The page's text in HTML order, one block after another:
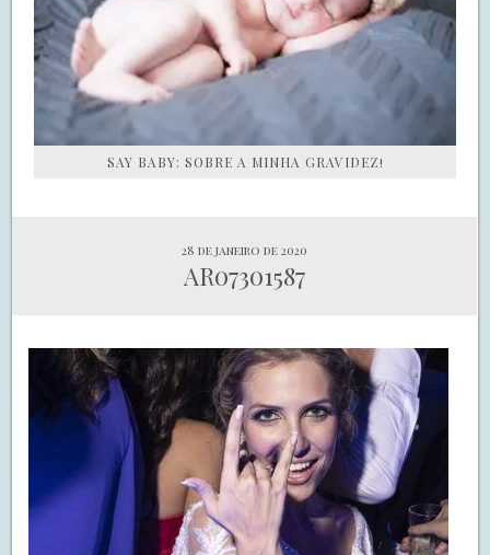
SAY BABY: SOBRE A MINHA GRAVIDEZ!
28 de janeiro de 2020
AR07301587